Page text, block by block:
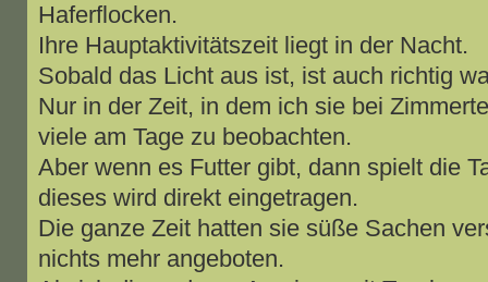
Haferflocken.
Ihre Hauptaktivitätszeit liegt in der Nacht.
Sobald das Licht aus ist, ist auch richtig
Nur in der Zeit, in dem ich sie bei
viele am Tage zu beobachten.
Aber wenn es Futter gibt, dann spielt die
dieses wird direkt eingetragen.
Die ganze Zeit hatten sie süße Sachen
nichts mehr angeboten.